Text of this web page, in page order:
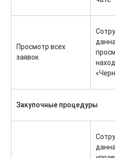
Просмотр всех
заявок
Закупочные процедуры